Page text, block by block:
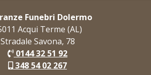
Funebri Dolermo
Acqui Terme (AL)
Stradale Savona, 78
0144 32 51 92
348 54 02 267